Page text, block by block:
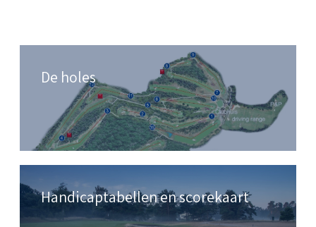
De holes
Handicaptabellen en scorekaart